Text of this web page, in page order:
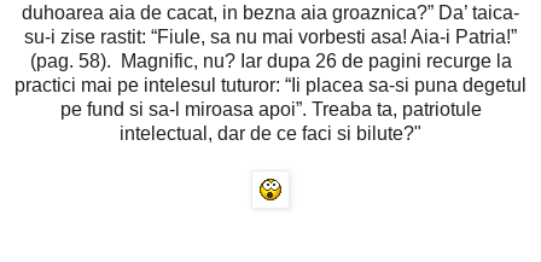
duhoarea aia de cacat, in bezna aia groaznica?” Da’ taica-
su-i zise rastit: “Fiule, sa nu mai vorbesti asa! Aia-i Patria!”
(pag. 58). Magnific, nu? Iar dupa 26 de pagini recurge la
practici mai pe intelesul tuturor: “Ii placea sa-si puna degetul
pe fund si sa-l miroasa apoi”. Treaba ta, patriotule
intelectual, dar de ce faci si bilute?"